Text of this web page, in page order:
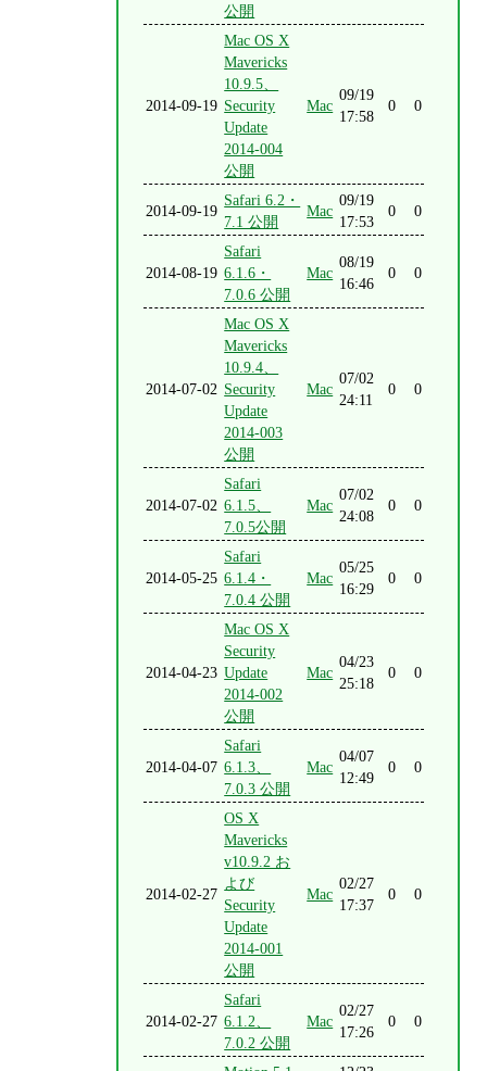
公開
2014-09-19
Mac OS X
Mavericks
10.9.5、
Security
Update
2014-004
公開
Mac
09/19
17:58
0 0
2014-09-19
Safari 6.2・
7.1 公開
Mac
09/19
17:53
0 0
2014-08-19
Safari
6.1.6・
7.0.6 公開
Mac
08/19
16:46
0 0
2014-07-02
Mac OS X
Mavericks
10.9.4、
Security
Update
2014-003
公開
Mac
07/02
24:11
0 0
2014-07-02
Safari
6.1.5、
7.0.5公開
Mac
07/02
24:08
0 0
2014-05-25
Safari
6.1.4・
7.0.4 公開
Mac
05/25
16:29
0 0
2014-04-23
Mac OS X
Security
Update
2014-002
公開
Mac
04/23
25:18
0 0
2014-04-07
Safari
6.1.3、
7.0.3 公開
Mac
04/07
12:49
0 0
2014-02-27
OS X
Mavericks
v10.9.2 お
よび
Security
Update
2014-001
公開
Mac
02/27
17:37
0 0
2014-02-27
Safari
6.1.2、
7.0.2 公開
Mac
02/27
17:26
0 0